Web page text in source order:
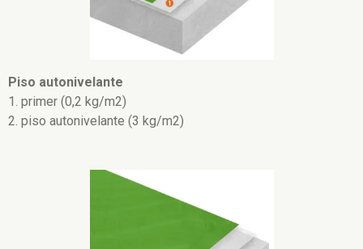
Piso autonivelante
1. primer (0,2 kg/m2)
2. piso autonivelante (3 kg/m2)